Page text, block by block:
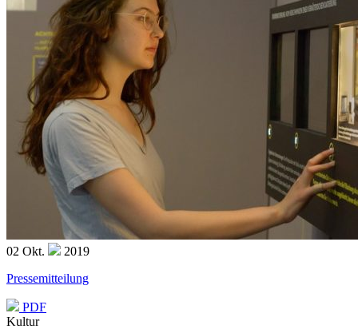
02 Okt.
2019
Pressemitteilung
PDF
Kultur